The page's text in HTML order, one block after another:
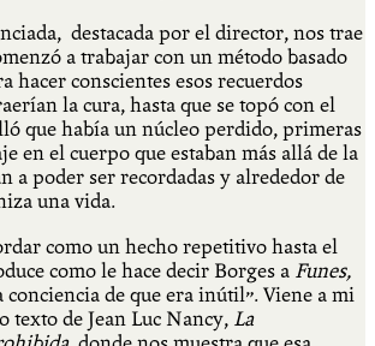
destacada por el director, nos trae
a trabajar con un método basado
hacer conscientes esos recuerdos
la cura, hasta que se topó con el
que había un núcleo perdido, primeras
en el cuerpo que estaban más allá de la
a poder ser recordadas y alrededor de
una vida.
como un hecho repetitivo hasta el
como le hace decir Borges a Funes,
conciencia de que era inútil”. Viene a mi
texto de Jean Luc Nancy, La